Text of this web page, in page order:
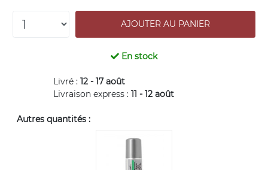
En stock
Livré : 12 - 17 août
Livraison express : 11 - 12 août
Autres quantités :